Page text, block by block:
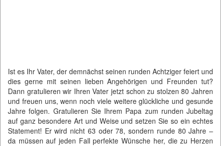
Ist es Ihr Vater, der demnächst seinen runden Achtziger feiert und
dies gerne mit seinen lieben Angehörigen und Freunden tut?
Dann gratulieren wir Ihren Vater jetzt schon zu stolzen 80 Jahren
und freuen uns, wenn noch viele weitere glückliche und gesunde
Jahre folgen. Gratulieren Sie Ihrem Papa zum runden Jubeltag
auf ganz besondere Art und Weise und setzen Sie so ein echtes
Statement! Er wird nicht 63 oder 78, sondern runde 80 Jahre –
da müssen auf jeden Fall perfekte Wünsche her, die zu Herzen